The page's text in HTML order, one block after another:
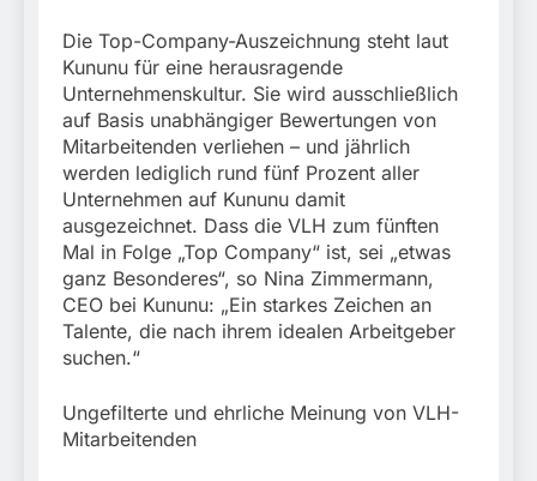
Die Top-Company-Auszeichnung steht laut
Kununu für eine herausragende
Unternehmenskultur. Sie wird ausschließlich
auf Basis unabhängiger Bewertungen von
Mitarbeitenden verliehen – und jährlich
werden lediglich rund fünf Prozent aller
Unternehmen auf Kununu damit
ausgezeichnet. Dass die VLH zum fünften
Mal in Folge „Top Company“ ist, sei „etwas
ganz Besonderes“, so Nina Zimmermann,
CEO bei Kununu: „Ein starkes Zeichen an
Talente, die nach ihrem idealen Arbeitgeber
suchen.“
Ungefilterte und ehrliche Meinung von VLH-
Mitarbeitenden